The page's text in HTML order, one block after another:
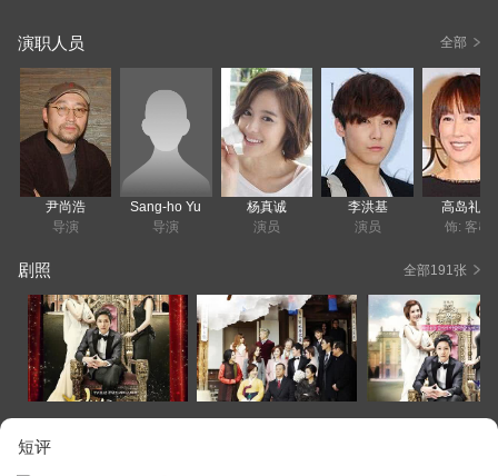
演职人员
全部
尹尚浩
导演
Sang-ho Yu
导演
杨真诚
演员
李洪基
演员
高岛礼子
饰: 客串
剧照 全部191张
短评